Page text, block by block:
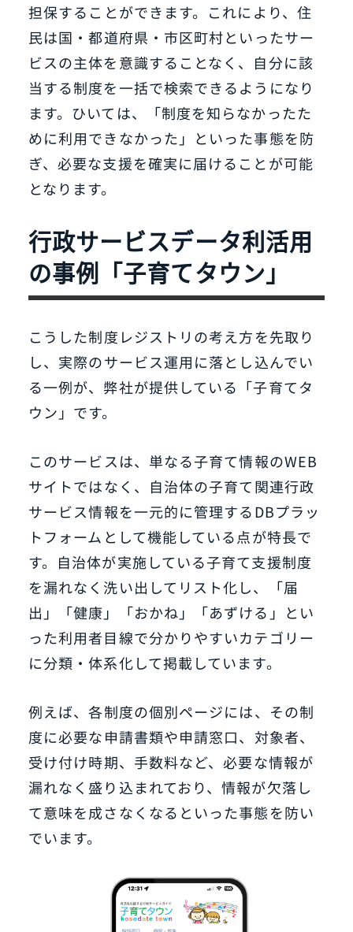
担保することができます。これにより、住
民は国・都道府県・市区町村といったサー
ビスの主体を意識することなく、自分に該
当する制度を一括で検索できるようになり
ます。ひいては、「制度を知らなかったた
めに利用できなかった」といった事態を防
ぎ、必要な支援を確実に届けることが可能
となります。
行政サービスデータ利活用
の事例「子育てタウン」
こうした制度レジストリの考え方を先取り
し、実際のサービス運用に落とし込んでい
る一例が、弊社が提供している「子育てタ
ウン」です。
このサービスは、単なる子育て情報のWEB
サイトではなく、自治体の子育て関連行政
サービス情報を一元的に管理するDBプラッ
トフォームとして機能している点が特長で
す。自治体が実施している子育て支援制度
を漏れなく洗い出してリスト化し、「届
出」「健康」「おかね」「あずける」とい
った利用者目線で分かりやすいカテゴリー
に分類・体系化して掲載しています。
例えば、各制度の個別ページには、その制
度に必要な申請書類や申請窓口、対象者、
受け付け時期、手数料など、必要な情報が
漏れなく盛り込まれており、情報が欠落し
て意味を成さなくなるといった事態を防い
でいます。